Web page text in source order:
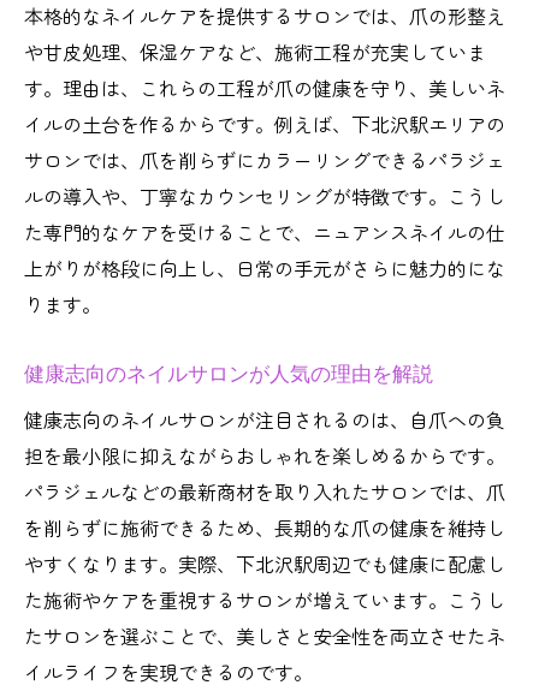
本格的なネイルケアを提供するサロンでは、爪の形整え
や甘皮処理、保湿ケアなど、施術工程が充実していま
す。理由は、これらの工程が爪の健康を守り、美しいネ
イルの土台を作るからです。例えば、下北沢駅エリアの
サロンでは、爪を削らずにカラーリングできるパラジェ
ルの導入や、丁寧なカウンセリングが特徴です。こうし
た専門的なケアを受けることで、ニュアンスネイルの仕
上がりが格段に向上し、日常の手元がさらに魅力的にな
ります。
健康志向のネイルサロンが人気の理由を解説
健康志向のネイルサロンが注目されるのは、自爪への負
担を最小限に抑えながらおしゃれを楽しめるからです。
パラジェルなどの最新商材を取り入れたサロンでは、爪
を削らずに施術できるため、長期的な爪の健康を維持し
やすくなります。実際、下北沢駅周辺でも健康に配慮し
た施術やケアを重視するサロンが増えています。こうし
たサロンを選ぶことで、美しさと安全性を両立させたネ
イルライフを実現できるのです。